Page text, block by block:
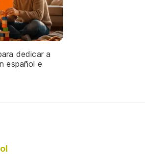
dedicar a
español e